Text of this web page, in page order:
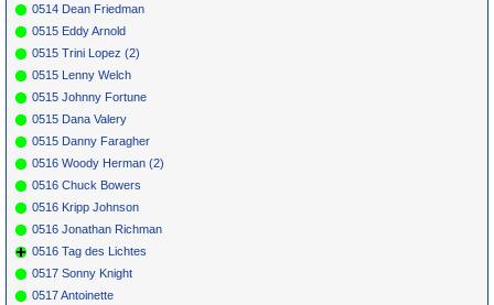
0514 Dean Friedman
0515 Eddy Arnold
0515 Trini Lopez (2)
0515 Lenny Welch
0515 Johnny Fortune
0515 Dana Valery
0515 Danny Faragher
0516 Woody Herman (2)
0516 Chuck Bowers
0516 Kripp Johnson
0516 Jonathan Richman
0516 Tag des Lichtes
0517 Sonny Knight
0517 Antoinette